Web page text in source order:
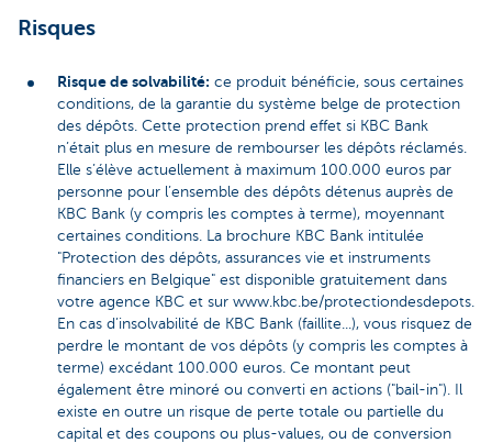
Risques
Risque de solvabilité: ce produit bénéficie, sous certaines
conditions, de la garantie du système belge de protection
des dépôts. Cette protection prend effet si KBC Bank
n’était plus en mesure de rembourser les dépôts réclamés.
Elle s’élève actuellement à maximum 100.000 euros par
personne pour l’ensemble des dépôts détenus auprès de
KBC Bank (y compris les comptes à terme), moyennant
certaines conditions. La brochure KBC Bank intitulée
"Protection des dépôts, assurances vie et instruments
financiers en Belgique" est disponible gratuitement dans
votre agence KBC et sur www.kbc.be/protectiondesdepots.
En cas d’insolvabilité de KBC Bank (faillite...), vous risquez de
perdre le montant de vos dépôts (y compris les comptes à
terme) excédant 100.000 euros. Ce montant peut
également être minoré ou converti en actions ("bail-in"). Il
existe en outre un risque de perte totale ou partielle du
capital et des coupons ou plus-values, ou de conversion